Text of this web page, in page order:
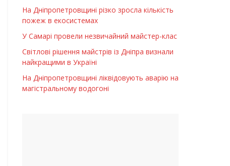
На Дніпропетровщині різко зросла кількість
пожеж в екосистемах
У Самарі провели незвичайний майстер-клас
Світлові рішення майстрів із Дніпра визнали
найкращими в Україні
На Дніпропетровщині ліквідовують аварію на
магістральному водогоні